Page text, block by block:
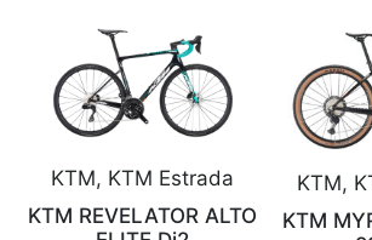
KTM, KTM Estrada
KTM REVELATOR ALTO
KTM,
KTM